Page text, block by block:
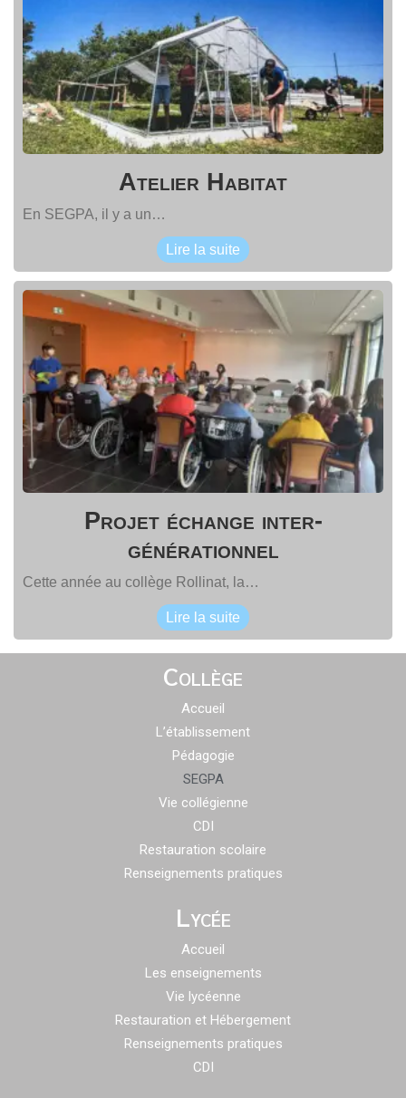
Atelier Habitat
En SEGPA, il y a un…
Lire la suite
Projet échange inter-
générationnel
Cette année au collège Rollinat, la…
Lire la suite
Collège
Accueil
L’établissement
Pédagogie
SEGPA
Vie collégienne
CDI
Restauration scolaire
Renseignements pratiques
Lycée
Accueil
Les enseignements
Vie lycéenne
Restauration et Hébergement
Renseignements pratiques
CDI